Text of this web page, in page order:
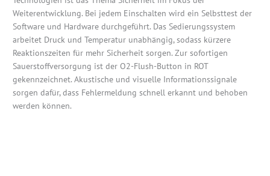
Weiterentwicklung. Bei jedem Einschalten wird ein Selbsttest der
Software und Hardware durchgeführt. Das Sedierungssystem
arbeitet Druck und Temperatur unabhängig, sodass kürzere
Reaktionszeiten für mehr Sicherheit sorgen. Zur sofortigen
Sauerstoffversorgung ist der O2-Flush-Button in ROT
gekennzeichnet. Akustische und visuelle Informationssignale
sorgen dafür, dass Fehlermeldung schnell erkannt und behoben
werden können.